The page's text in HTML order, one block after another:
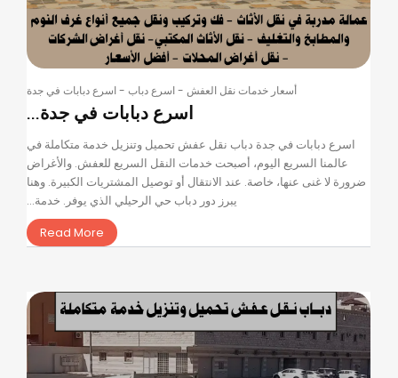
أسعار خدمات نقل العفش -اسرع دباب -اسرع دبابات في جدة
اسرع دبابات في جدة...
اسرع دبابات في جدة دباب نقل عفش تحميل وتنزيل خدمة متكاملة في
عالمنا السريع اليوم، أصبحت خدمات النقل السريع للعفش. والأغراض
ضرورة لا غنى عنها، خاصة. عند الانتقال أو توصيل المشتريات الكبيرة. وهنا
يبرز دور دباب حي الرحيلي الذي يوفر. خدمة...
Read More